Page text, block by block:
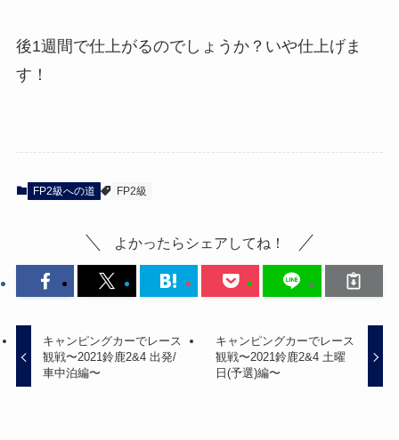
後1週間で仕上がるのでしょうか？いや仕上げま
す！
FP2級への道 FP2級
よかったらシェアしてね！
キャンピングカーでレース
観戦〜2021鈴鹿2&4 出発/
車中泊編〜
キャンピングカーでレース
観戦〜2021鈴鹿2&4 土曜
日(予選)編〜